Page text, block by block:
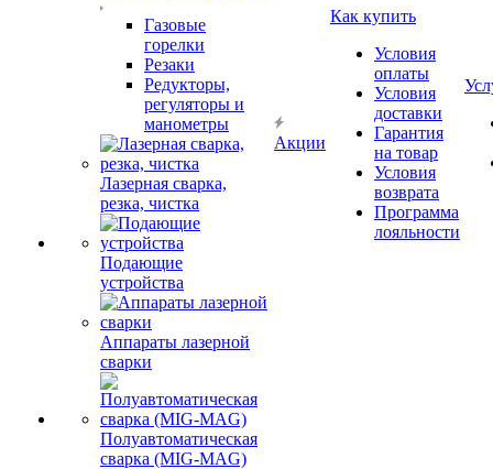
Газовые
горелки
Резаки
Редукторы,
регуляторы и
манометры
Лазерная сварка,
резка, чистка
Подающие
устройства
Аппараты лазерной
сварки
Полуавтоматическая
сварка (MIG-MAG)
Акции
Как купить
Условия
оплаты
Условия
доставки
Гарантия
на товар
Условия
возврата
Программа
лояльности